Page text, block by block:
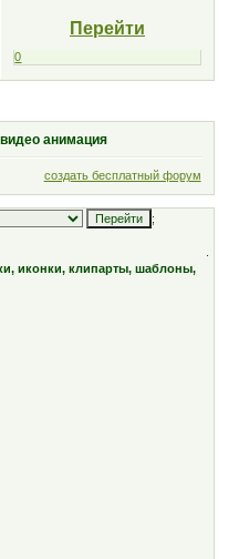
Перейти
0
видео анимация
создать бесплатный форум
;
иконки, клипарты, шаблоны,